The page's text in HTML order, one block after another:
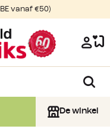
vanaf €50)
De winkel